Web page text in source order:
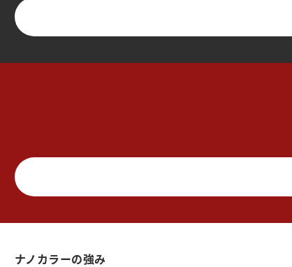
ナノカラーの強み